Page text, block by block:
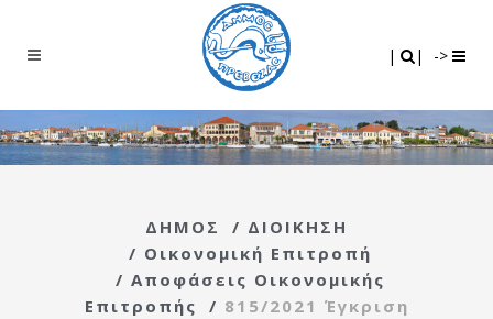
| | ->
ΔΗΜΟΣ / ΔΙΟΙΚΗΣΗ
/ Οικονομική Επιτροπή
/ Αποφάσεις Οικονομικής
Επιτροπής
/ 815/2021 Έγκριση